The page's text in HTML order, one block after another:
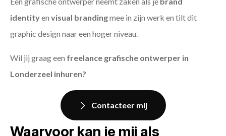
identityen visual brandingmee in zijn werk en tilt dit
graphic design naar een hoger niveau.
Wil jij graag een freelance grafische ontwerper in
Londerzeel inhuren?
Contacteer mij
Waarvoor kan je mij als